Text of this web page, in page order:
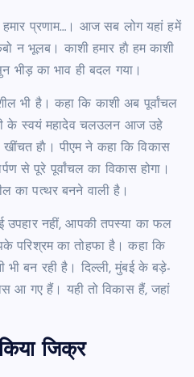
प्रणाम…। आज सब लोग यहां हमें
न भूलब। काशी हमार हाै हम काशी
भीड़ का भाव ही बदल गया।
भी है। कहा कि काशी अब पूर्वांचल
के स्वयं महादेव चलउलन आज उहे
हाै। पीएम ने कहा कि विकास
से पूरे पूर्वांचल का विकास होगा।
का पत्थर बनने वाली है।
उपहार नहीं, आपकी तपस्या का फल
का तोहफा है। कहा कि
भी बन रही है। दिल्ली, मुंबई के बड़े-
गए हैं। यही तो विकास हैं, जहां
जिक्र